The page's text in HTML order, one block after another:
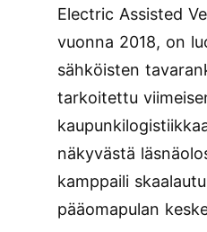
Electric Assisted
vuonna 2018, on
sähköisten
tarkoitettu
näkyvästä
kamppaili
pääomapulan